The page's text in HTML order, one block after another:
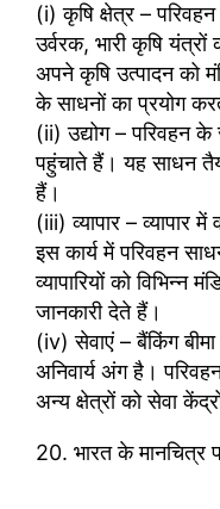
(i) कृषि क्षेत्र – परिवहन
उर्वरक, भारी कृषि
अपने कृषि उत्पादन को
के साधनों का प्रयोग
(ii) उद्योग – परिवहन
पहुंचाते हैं। यह साधन
हैं।
(iii) व्यापार – व्यापार
इस कार्य में परिवहन
व्यापारियों को विभिन्न
जानकारी देते हैं।
(iv) सेवाएं – बैंकिंग
अनिवार्य अंग है।
अन्य क्षेत्रों को सेवा
20. भारत के मानचित्र